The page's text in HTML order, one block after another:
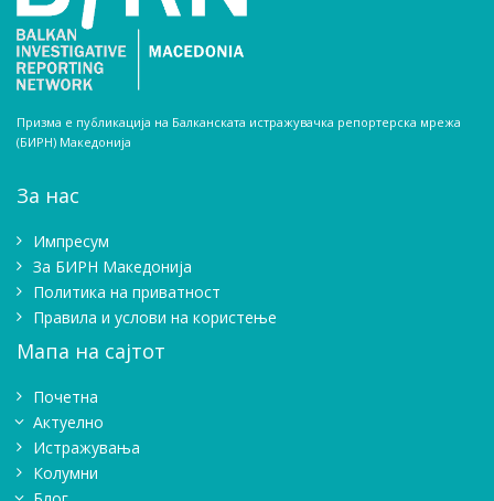
Призма е публикација на Балканската истражувачка репортерска мрежа
(БИРН) Македонија
За нас
Импресум
Зa БИРН Македонија
Политика на приватност
Правила и услови на користење
Мапа на сајтот
Почетна
Актуелно
Истражувањa
Колумни